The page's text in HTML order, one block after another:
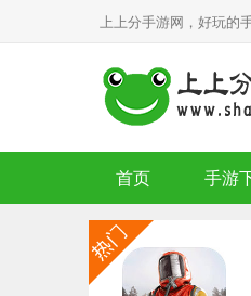
上上分手游网，好玩的
首页 手游